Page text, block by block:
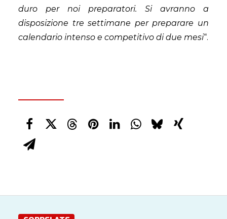
duro per noi preparatori. Si avranno a
disposizione tre settimane per preparare un
calendario intenso e competitivo di due mesi“.